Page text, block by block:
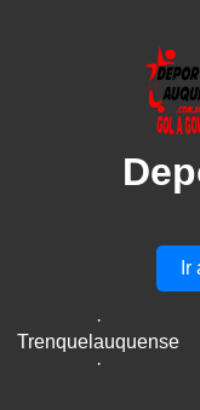
·
Trenquelauquense
·